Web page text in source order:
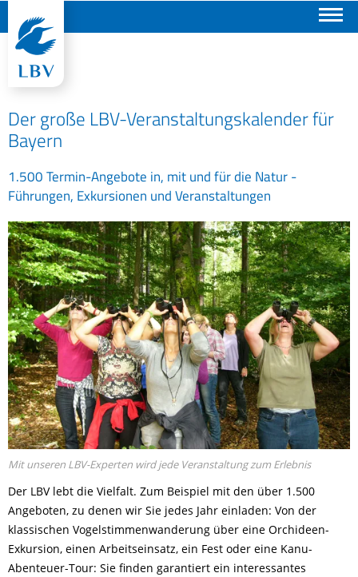
Der große LBV-Veranstaltungskalender für
Bayern
1.500 Termin-Angebote in, mit und für die Natur -
Führungen, Exkursionen und Veranstaltungen
Mit unseren LBV-Experten wird jede Veranstaltung zum Erlebnis
Der LBV lebt die Vielfalt. Zum Beispiel mit den über 1.500
Angeboten, zu denen wir Sie jedes Jahr einladen: Von der
klassischen Vogelstimmenwanderung über eine Orchideen-
Exkursion, einen Arbeitseinsatz, ein Fest oder eine Kanu-
Abenteuer-Tour: Sie finden garantiert ein interessantes